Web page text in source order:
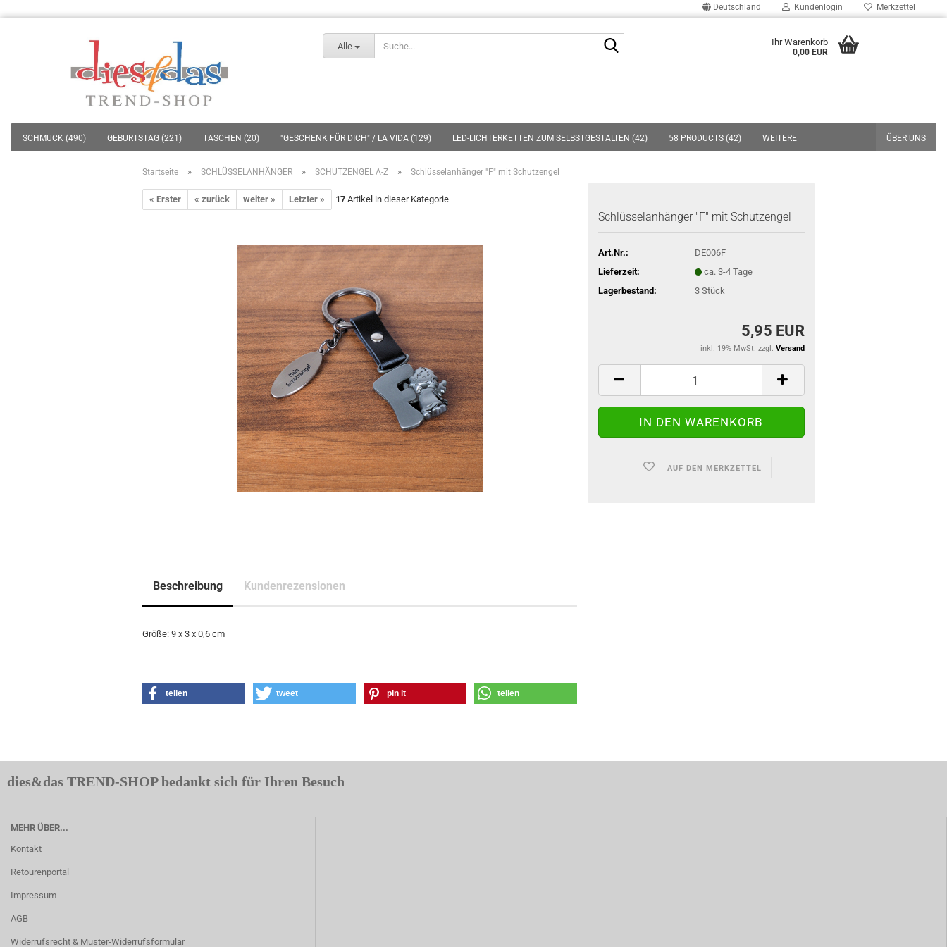
Deutschland Kundenlogin
Passwort vergessen?
Merkzettel
Alle Ihr Warenkorb
0,00 EUR
SCHMUCK (490) GEBURTSTAG (221) TASCHEN (20) "GESCHENK FÜR DICH" / LA VIDA (129) LED-LICHTERKETTEN ZUM SELBSTGESTALTEN (42) 58 PRODUCTS (42) ÜBER UNS
WEITERE
Startseite » SCHLÜSSELANHÄNGER » SCHUTZENGEL A-Z » Schlüsselanhänger "F" mit Schutzengel
« Erster « zurück weiter » Letzter » 17 Artikel in dieser Kategorie
Schlüsselanhänger "F" mit Schutzengel
Art.Nr.:
DE006F
Lieferzeit:
ca. 3-4 Tage
Lagerbestand:
3 Stück
5,95 EUR
inkl. 19% MwSt. zzgl. Versand
AUF DEN MERKZETTEL
Beschreibung Kundenrezensionen
Größe: 9 x 3 x 0,6 cm
teilen tweet pin it teilen
dies&das TREND-SHOP bedankt sich für Ihren Besuch
MEHR ÜBER...
Kontakt
Retourenportal
Impressum
AGB
Widerrufsrecht & Muster-Widerrufsformular